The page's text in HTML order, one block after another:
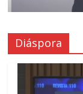
Diáspora